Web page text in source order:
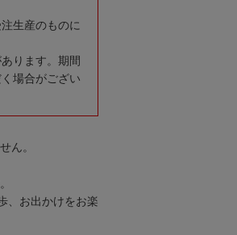
生産のものに
ります。期間
場合がござい
ん。
、お出かけをお楽